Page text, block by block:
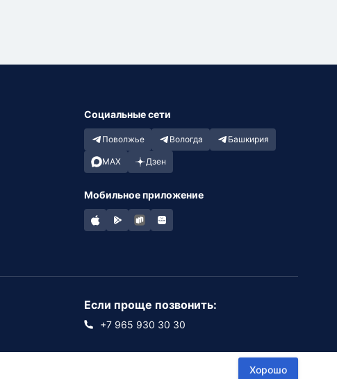
Хорошо
Социальные сети
Поволжье Вологда Башкирия
MAX Дзен
Мобильное приложение
Если проще позвонить:
+7 965 930 30 30